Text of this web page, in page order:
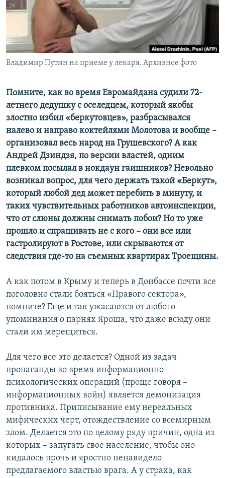
ПОБЕДИТЕЛЕЙ НЕ СУДЯТ?
КРЫМ.НЕПОКОРЕННЫЙ
ELIFBE
УКРАИНСКАЯ ПРОБЛЕМА КРЫМА
ПРИСОЕДИНЯЙТЕСЬ!
Владимир Путин на приеме у лекаря. Архивное фото
Помните, как во время Евромайдана судили 72-
летнего дедушку с оселедцем, который якобы
злостно избил «беркутовцев», разбрасывался
налево и направо коктейлями Молотова и вообще –
организовал весь народ на Грушевского? А как
Андрей Дзиндзя, по версии властей, одним
плевком посылал в нокдаун гаишников? Невольно
возникал вопрос, для чего держать такой «Беркут»,
который любой дед может перебить в минуту, и
таких чувствительных работников автоинспекции,
что от слюны должны снимать побои? Но то уже
прошло и спрашивать не с кого – они все или
гастролируют в Ростове, или скрываются от
следствия где-то на съемных квартирах Троещины.
А как потом в Крыму и теперь в Донбассе почти все
поголовно стали бояться «Правого сектора»,
помните? Еще и так ужасаются от любого
упоминания о парнях Яроша, что даже всюду они
стали им мерещиться.
Для чего все это делается? Одной из задач
пропаганды во время информационно-
психологических операций (проще говоря –
информационных войн) является демонизация
противника. Приписывание ему нереальных
мифических черт, отождествление со всемирным
злом. Делается это по целому ряду причин, одна из
которых – запугать свое население, чтобы оно
кидалось прочь и яростно ненавидело
предлагаемого властью врага. А у страха, как